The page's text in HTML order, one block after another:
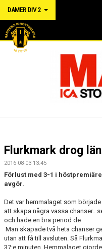
DAMER DIV 2
HEM
MATCHER
RÅD OCH VÅRD FÖR
LÄNKAR
KONTAKT
Flurkmark drog
2016-08-03 13:45
Förlust med 3-1 i
avgör.
Det var hemmalaget som
att skapa några vassa chanser..
och hade en bra period de
Man skapade två heta chanser
utan att få till avsluten. Så
37:e minuten. Hemmalaget